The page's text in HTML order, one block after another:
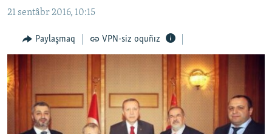
Qıdıruvğa
MEDENİYET
İNSAN AQLARI
VİDEO
SÜRET
BLOGLAR
FİKİR
21 sentâbr 2016, 10:15
Paylaşmaq VPN-siz oquñız